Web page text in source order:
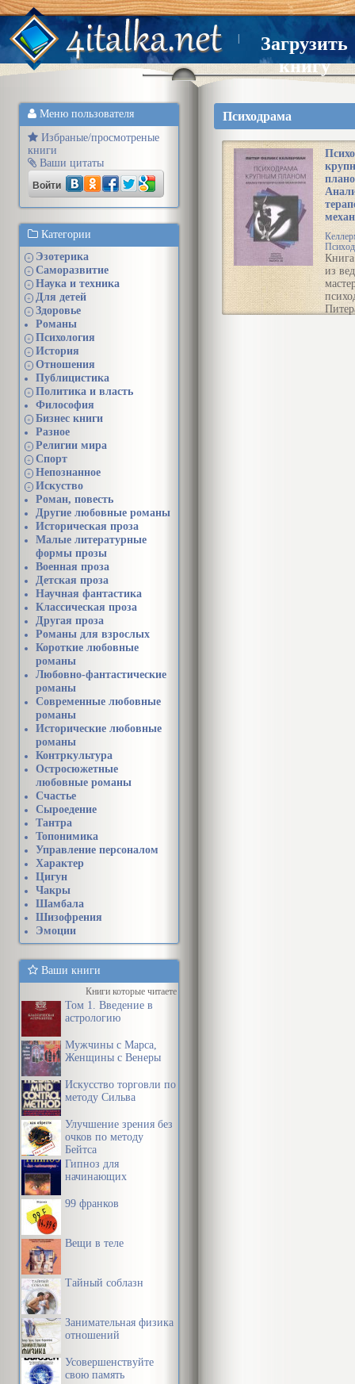
Загрузить
книгу
Меню пользователя
Избраные/просмотреные
книги
Ваши цитаты
Войти
Категории
+ Эзотерика
+ Саморазвитие
+ Наука и техника
+ Для детей
+
Здоровье
Романы
+ Психология
+ История
+
Отношения
Публицистика
+
Политика и власть
Философия
+
Бизнес книги
Разное
+ Религии мира
+ Спорт
+ Непознанное
+
Искуство
Роман, повесть
Другие любовные романы
Историческая проза
Малые литературные
формы прозы
Военная проза
Детская проза
Научная фантастика
Классическая проза
Другая проза
Романы для взрослых
Короткие любовные
романы
Любовно-фантастические
романы
Современные любовные
романы
Исторические любовные
романы
Контркультура
Остросюжетные
любовные романы
Счастье
Сыроедение
Тантра
Топонимика
Управление персоналом
Характер
Цигун
Чакры
Шамбала
Шизофрения
Эмоции
Ваши книги
Книги которые читаете
Том 1. Введение в
астрологию
Мужчины с Марса,
Женщины с Венеры
Искусство торговли по
методу Сильва
Улучшение зрения без
очков по методу
Бейтса
Гипноз для
начинающих
99 франков
Вещи в теле
Тайный соблазн
Занимательная физика
отношений
Усовершенствуйте
свою память
Психодрама
из